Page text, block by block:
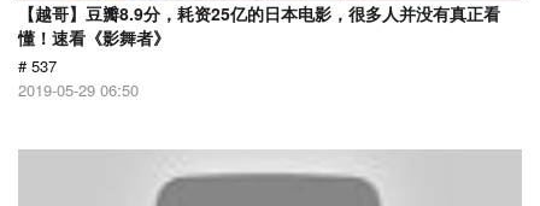
【越哥】豆瓣8.9分，耗资25亿的日本电影，很多人并没有真正看
懂！速看《影舞者》
# 537
2019-05-29 06:50